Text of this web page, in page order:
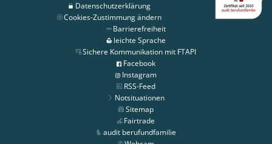
Datenschutzerklärung
Cookies-Zustimmung ändern
Barrierefreiheit
leichte Sprache
Sichere Kommunikation mit FTAPI
Facebook
Instagram
RSS-Feed
Notsituationen
Sitemap
Fairtrade
audit berufundfamilie